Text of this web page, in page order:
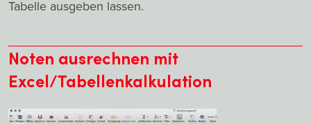
Tabelle ausgeben lassen.
Noten ausrechnen mit
Excel/Tabellenkalkulation